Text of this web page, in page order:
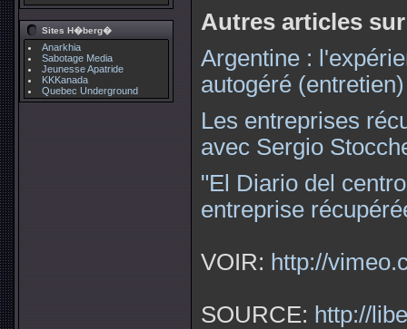
Sites H�berg�
Anarkhia
Sabotage Media
Jeunesse Apatride
KKKanada
Quebec Underground
Autres articles
Argentine :
autogéré (entretien)
Les entreprises
avec Sergio
"El Diario del
entreprise
VOIR: http://
SOURCE: http://